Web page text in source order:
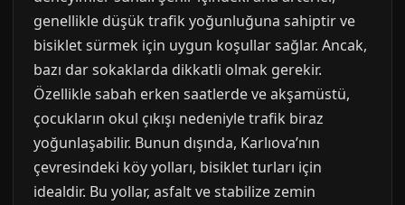
genellikle düşük trafik yoğunluğuna sahiptir ve
bisiklet sürmek için uygun koşullar sağlar. Ancak,
bazı dar sokaklarda dikkatli olmak gerekir.
Özellikle sabah erken saatlerde ve akşamüstü,
çocukların okul çıkışı nedeniyle trafik biraz
yoğunlaşabilir. Bunun dışında, Karlıova’nın
çevresindeki köy yolları, bisiklet turları için
idealdir. Bu yollar, asfalt ve stabilize zemin